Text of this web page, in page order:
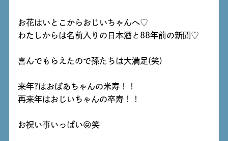
お花はいとこからおじいちゃんへ♡
わたしからは名前入りの日本酒と88年前の新聞♡
喜んでもらえたので孫たちは大満足(笑)
来年?はおばあちゃんの米寿！！
再来年はおじいちゃんの卒寿！！
お祝い事いっぱい😝笑